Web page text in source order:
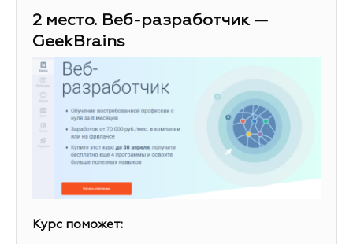
2 место. Веб-разработчик —
GeekBrains
Курс поможет: